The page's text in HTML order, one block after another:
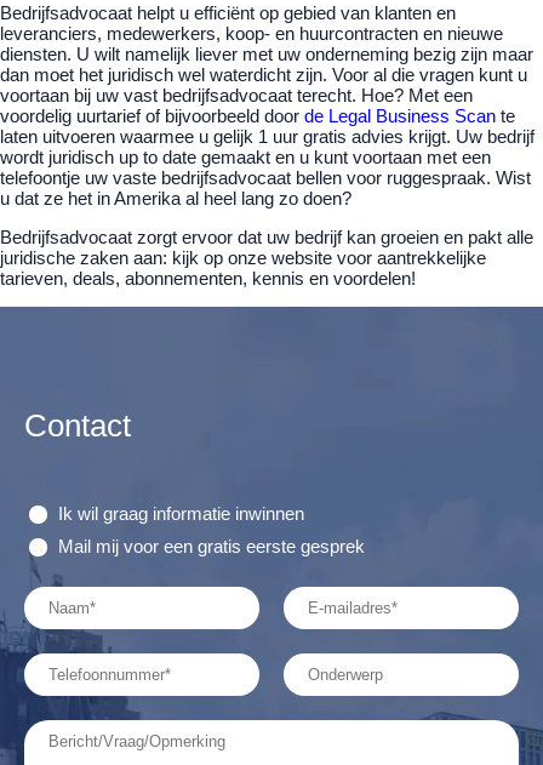
Bedrijfsadvocaat helpt u efficiënt op gebied van klanten en
leveranciers, medewerkers, koop- en huurcontracten en nieuwe
diensten. U wilt namelijk liever met uw onderneming bezig zijn maar
dan moet het juridisch wel waterdicht zijn. Voor al die vragen kunt u
voortaan bij uw vast bedrijfsadvocaat terecht. Hoe? Met een
voordelig uurtarief of bijvoorbeeld door de Legal Business Scan te
laten uitvoeren waarmee u gelijk 1 uur gratis advies krijgt. Uw bedrijf
wordt juridisch up to date gemaakt en u kunt voortaan met een
telefoontje uw vaste bedrijfsadvocaat bellen voor ruggespraak. Wist
u dat ze het in Amerika al heel lang zo doen?
Bedrijfsadvocaat zorgt ervoor dat uw bedrijf kan groeien en pakt alle
juridische zaken aan: kijk op onze website voor aantrekkelijke
tarieven, deals, abonnementen, kennis en voordelen!
Contact
Ik wil graag informatie inwinnen
Mail mij voor een gratis eerste gesprek